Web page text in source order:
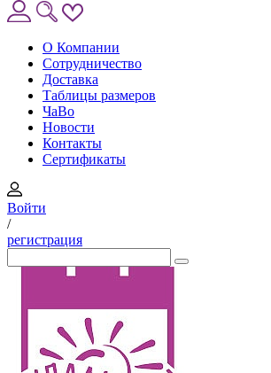
О Компании
Сотрудничество
Доставка
Таблицы размеров
ЧаВо
Новости
Контакты
Сертификаты
Войти
/
регистрация